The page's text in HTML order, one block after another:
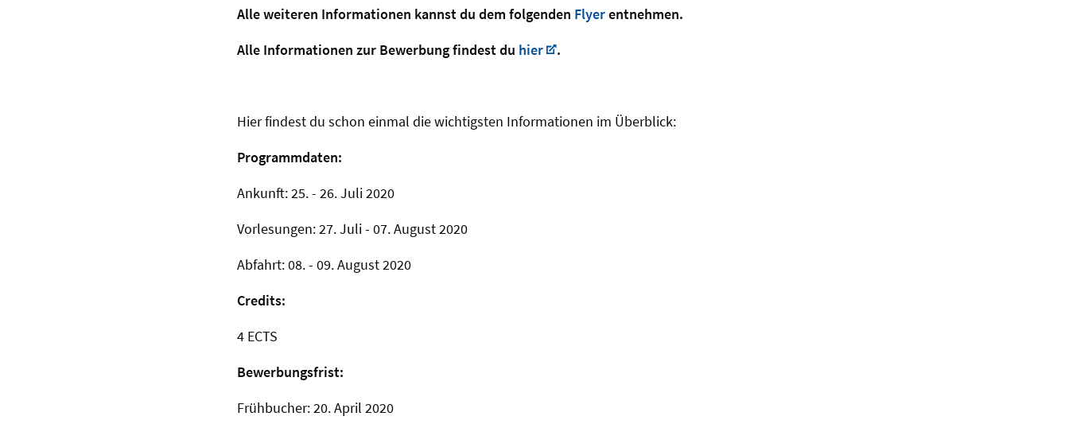
Alle weiteren Informationen kannst du dem folgenden Flyerentnehmen.
Alle Informationen zur Bewerbung findest du hier .
Hier findest du schon einmal die wichtigsten Informationen im Überblick:
Programmdaten:
Ankunft: 25. - 26. Juli 2020
Vorlesungen: 27. Juli - 07. August 2020
Abfahrt: 08. - 09. August 2020
Credits:
4 ECTS
Bewerbungsfrist:
Frühbucher: 20. April 2020